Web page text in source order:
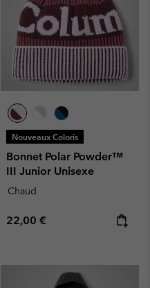
Nouveaux Coloris
Bonnet Polar Powder™
III Junior Unisexe
Chaud
Regular price:
22,00 €